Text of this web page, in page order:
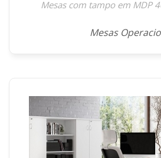
Mesas com tampo em MDP
Mesas